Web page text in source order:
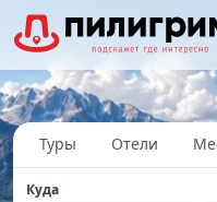
Туры Отели
Куда